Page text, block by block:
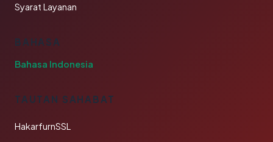
Syarat Layanan
BAHASA
Bahasa Indonesia
TAUTAN SAHABAT
HakarfurnSSL